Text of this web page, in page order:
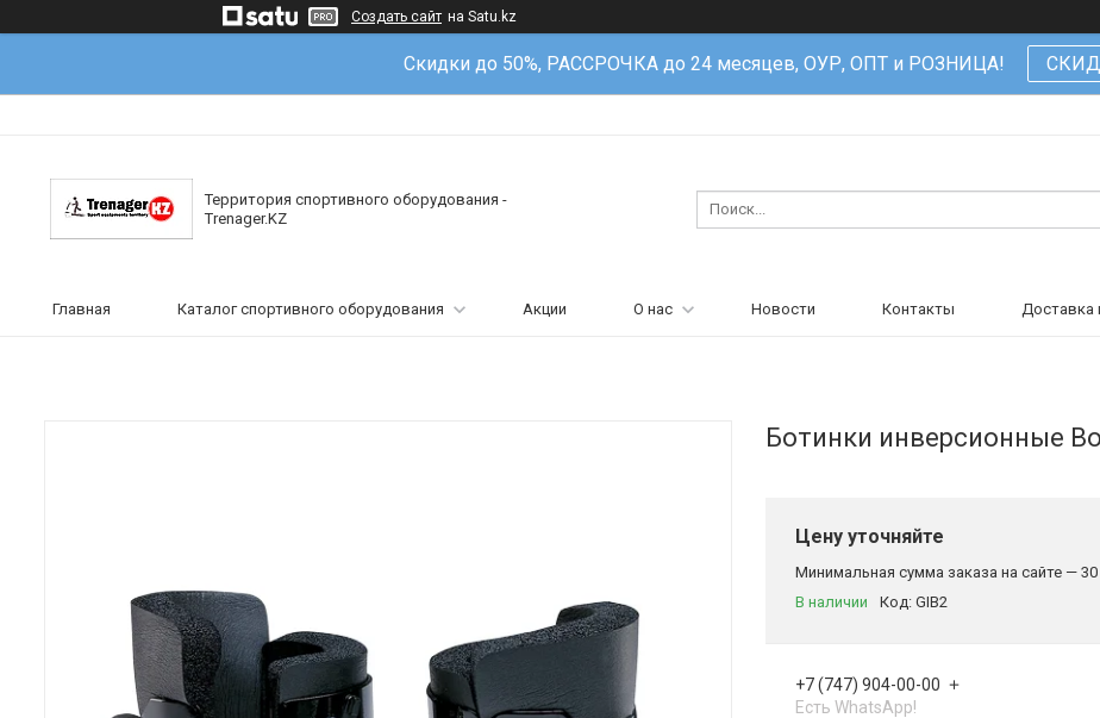
Создать сайт на Satu.kz
Скидки до 50%, РАССРОЧКА до 24 месяцев, ОУР, ОПТ и РОЗНИЦА!
Территория спортивного оборудования -
Trenager.KZ
Главная Каталог спортивного оборудования Акции О нас Новости Контакты Доставка
Ботинки инверсионные
Цену уточняйте
Минимальная сумма заказа на сайте — 30
В наличии
Код: GIB2
+7 (747) 904-00-00
Есть WhatsApp!